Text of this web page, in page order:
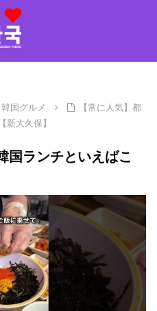
韓国グルメ
【常に人気】都
新大久保】
国ランチといえばこ